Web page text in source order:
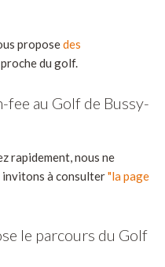
proposedes
du golf.
fee au Golf de Bussy-
rapidement, nous ne
à consulter"la page
le parcours du Golf